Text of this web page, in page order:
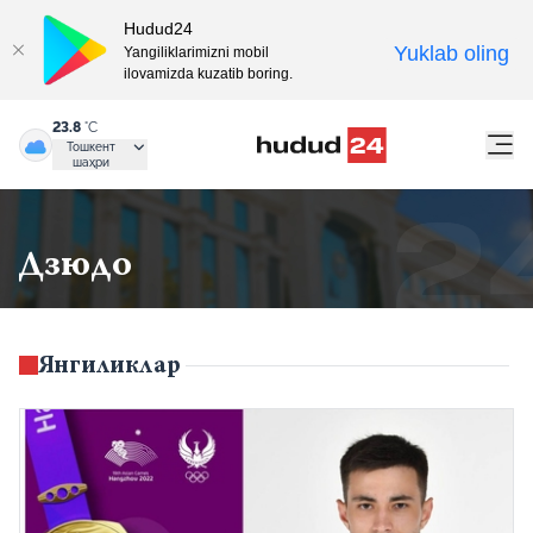
23.8 °C
Тошкент
шаҳри
Дзюдо
Янгиликлар
Hudud24
Yangiliklarimizni mobil
ilovamizda kuzatib boring.
Yuklab oling